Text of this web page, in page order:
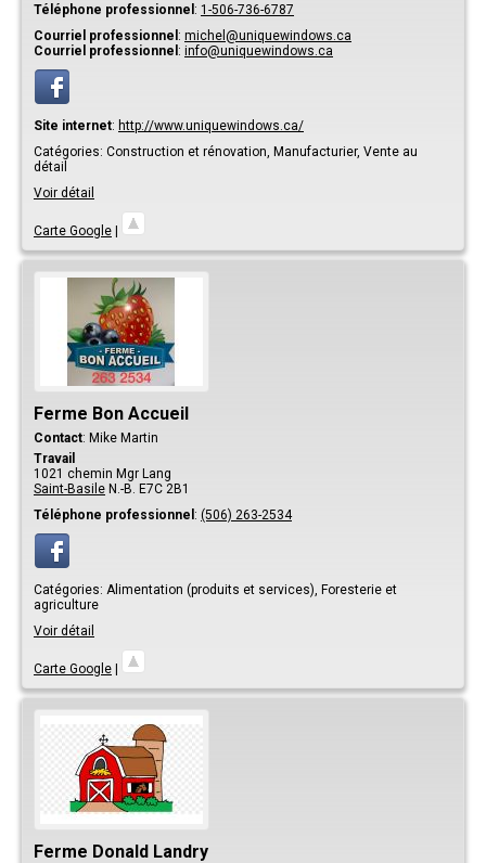
Téléphone professionnel : 1-506-736-6787
Courriel professionnel : michel@uniquewindows.ca
Courriel professionnel : info@uniquewindows.ca
Site internet: http://www.uniquewindows.ca/
Catégories: Construction et rénovation, Manufacturier, Vente au
détail
Voir détail
Carte Google |
Ferme Bon Accueil
Contact: Mike Martin
Travail
1021 chemin Mgr Lang
Saint-Basile N.-B. E7C 2B1
Téléphone professionnel : (506) 263-2534
Catégories: Alimentation (produits et services), Foresterie et
agriculture
Voir détail
Carte Google |
Ferme Donald Landry